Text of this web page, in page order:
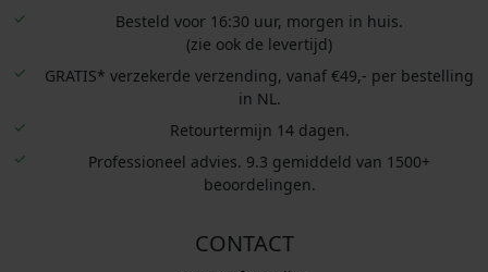
Besteld voor 16:30 uur, morgen in huis.
(zie ook de levertijd)
GRATIS* verzekerde verzending, vanaf €49,- per bestelling
in NL.
Retourtermijn 14 dagen.
Professioneel advies. 9.3 gemiddeld van 1500+
beoordelingen.
CONTACT